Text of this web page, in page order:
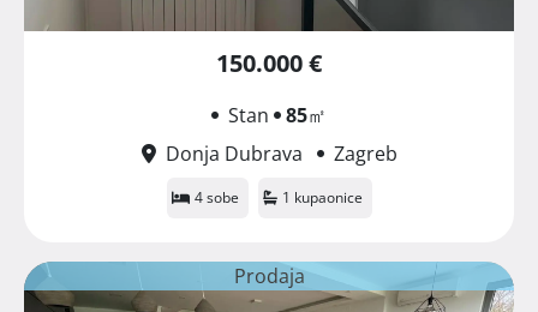
150.000 €
Stan 85㎡
Donja Dubrava
Zagreb
4 sobe 1 kupaonice
Prodaja